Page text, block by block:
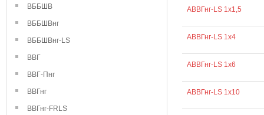
ВББШВ
ВББШВнг
ВББШВнг-LS
ВВГ
ВВГ-Пнг
ВВГнг
ВВГнг-FRLS
АВВГнг-LS 1х1,5
АВВГнг-LS 1х4
АВВГнг-LS 1х6
АВВГнг-LS 1х10